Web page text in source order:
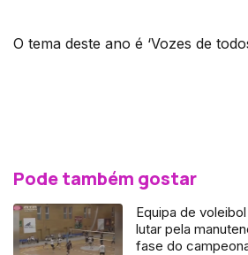
O tema deste ano é ‘Vozes de
Pode também gostar
Equipa de
lutar pela
fase do